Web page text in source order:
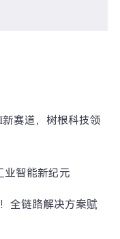
赛道，树根科技领
业智能新纪元
全链路解决方案赋